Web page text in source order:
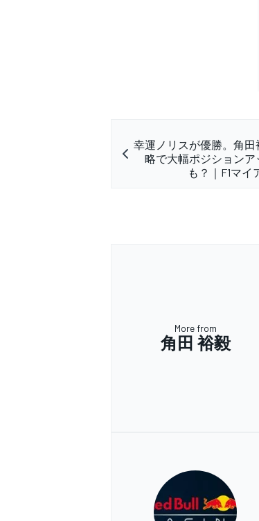
幸運ノリスが優勝。角
略で大幅ポジション
も？｜F1マイ
More from
角田 裕毅